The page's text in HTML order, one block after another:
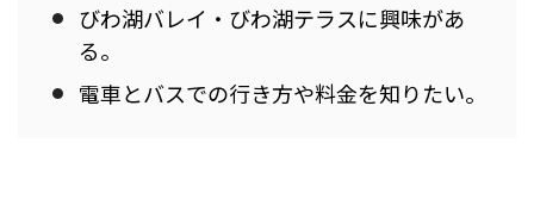
びわ湖バレイ・びわ湖テラスに興味があ
る。
電車とバスでの行き方や料金を知りたい。